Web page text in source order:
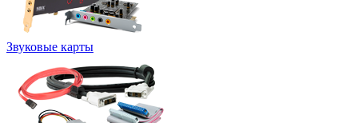
Звуковые карты